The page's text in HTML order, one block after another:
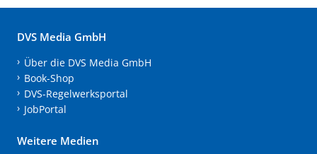
DVS Media GmbH
Über die DVS Media GmbH
Book-Shop
DVS-Regelwerksportal
JobPortal
Weitere Medien